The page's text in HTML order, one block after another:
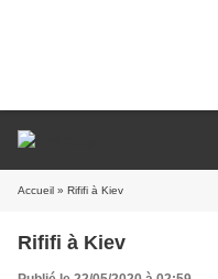
Accueil » Rififi à Kiev
Rififi à Kiev